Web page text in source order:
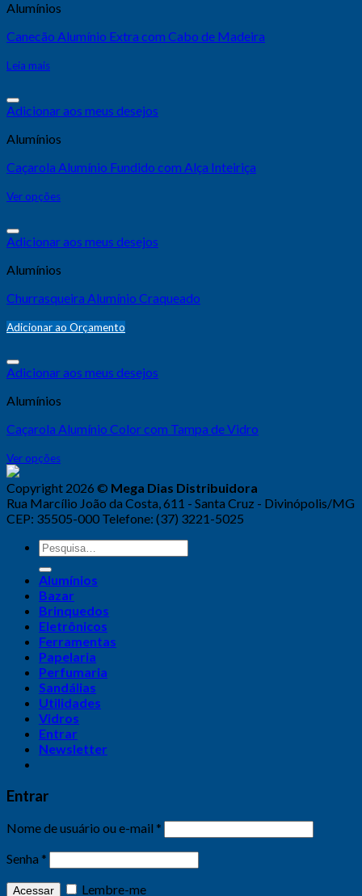
Alumínios
Canecão Alumínio Extra com Cabo de Madeira
Leia mais
Adicionar aos meus desejos
Alumínios
Caçarola Alumínio Fundido com Alça Inteiriça
Ver opções
Adicionar aos meus desejos
Alumínios
Churrasqueira Alumínio Craqueado
Adicionar ao Orçamento
Adicionar aos meus desejos
Alumínios
Caçarola Alumínio Color com Tampa de Vidro
Ver opções
Copyright 2026 © Mega Dias Distribuidora
Rua Marcílio João da Costa, 611 - Santa Cruz - Divinópolis/MG
CEP: 35505-000 Telefone: (37) 3221-5025
Alumínios
Bazar
Brinquedos
Eletrônicos
Ferramentas
Papelaria
Perfumaria
Sandálias
Utilidades
Vidros
Entrar
Newsletter
Entrar
Nome de usuário ou e-mail *
Senha *
Acessar Lembre-me